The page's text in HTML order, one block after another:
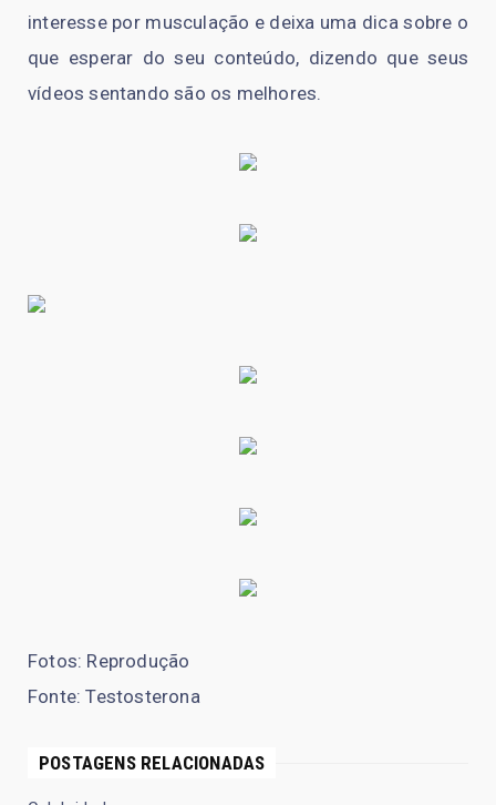
interesse por musculação e deixa uma dica sobre o
que esperar do seu conteúdo, dizendo que seus
vídeos sentando são os melhores.
Fotos: Reprodução
Fonte: Testosterona
POSTAGENS RELACIONADAS